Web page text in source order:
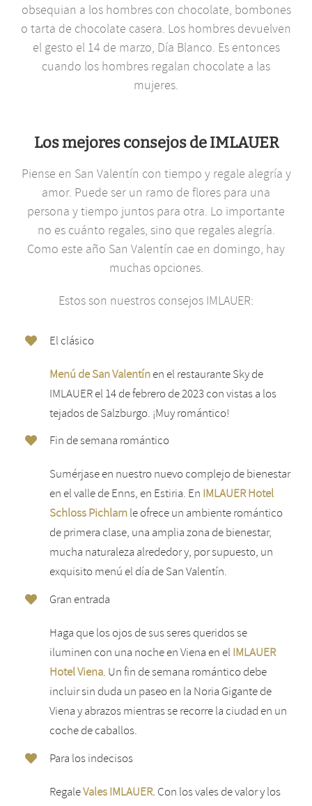
obsequian a los hombres con chocolate, bombones
o tarta de chocolate casera. Los hombres devuelven
el gesto el 14 de marzo, Día Blanco. Es entonces
cuando los hombres regalan chocolate a las
mujeres.
Los mejores consejos de IMLAUER
Piense en San Valentín con tiempo y regale alegría y
amor. Puede ser un ramo de flores para una
persona y tiempo juntos para otra. Lo importante
no es cuánto regales, sino que regales alegría.
Como este año San Valentín cae en domingo, hay
muchas opciones.
Estos son nuestros consejos IMLAUER:
El clásico
Menú de San Valentínen el restaurante Sky de
IMLAUER el 14 de febrero de 2023 con vistas a los
tejados de Salzburgo. ¡Muy romántico!
Fin de semana romántico
Sumérjase en nuestro nuevo complejo de bienestar
en el valle de Enns, en Estiria. En IMLAUER Hotel
Schloss Pichlarnle ofrece un ambiente romántico
de primera clase, una amplia zona de bienestar,
mucha naturaleza alrededor y, por supuesto, un
exquisito menú el día de San Valentín.
Gran entrada
Haga que los ojos de sus seres queridos se
iluminen con una noche en Viena en el IMLAUER
Hotel Viena. Un fin de semana romántico debe
incluir sin duda un paseo en la Noria Gigante de
Viena y abrazos mientras se recorre la ciudad en un
coche de caballos.
Para los indecisos
RegaleVales IMLAUER.Con los vales de valor y los